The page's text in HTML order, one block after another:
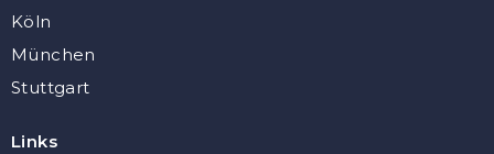
Köln
München
Stuttgart
Links